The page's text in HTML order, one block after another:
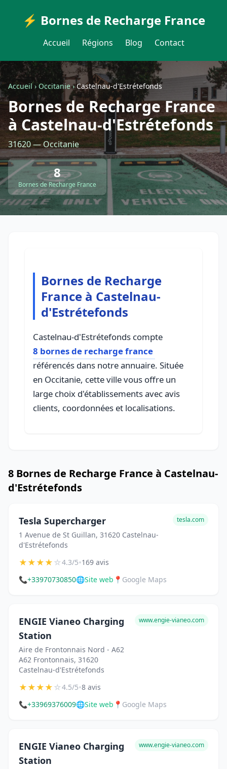
⚡ Bornes de Recharge France
Accueil Régions Blog Contact
Accueil›Occitanie›Castelnau-d'Estrétefonds
Bornes de Recharge France
à Castelnau-d'Estrétefonds
31620 — Occitanie
8
Bornes de Recharge France
Bornes de Recharge
France à Castelnau-
d'Estrétefonds
Castelnau-d'Estrétefonds compte
8 bornes de recharge france
référencés dans notre annuaire. Située
en Occitanie, cette ville vous offre un
large choix d'établissements avec avis
clients, coordonnées et localisations.
8 Bornes de Recharge France à Castelnau-
d'Estrétefonds
Tesla Supercharger
1 Avenue de St Guillan, 31620 Castelnau-
d'Estrétefonds
tesla.com
★★★★☆4.3/5•169 avis
📞+33970730850🌐Site web 📍 Google Maps
ENGIE Vianeo Charging
Station
Aire de Frontonnais Nord - A62
A62 Frontonnais, 31620
Castelnau-d'Estrétefonds
www.engie-vianeo.com
★★★★☆4.5/5•8 avis
📞+33969376009🌐Site web 📍 Google Maps
ENGIE Vianeo Charging
Station
www.engie-vianeo.com